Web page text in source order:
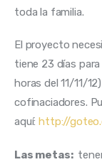
toda la familia.
El proyecto
tiene 23 días
horas del 11/11/
cofinaciadores.
aquí:http://
Las metas: